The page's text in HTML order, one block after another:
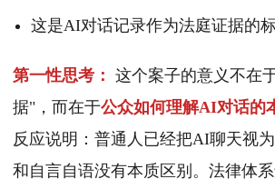
这是AI对话记录作为法庭证据的
第一性思考： 这个案子的意义不在
据"，而在于公众如何理解AI对话的
反应说明：普通人已经把AI聊天视
和自言自语没有本质区别。法律体